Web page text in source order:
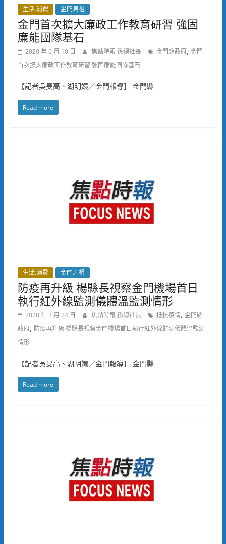
生活.消費 金門馬祖
金門首次擴大廉政工作教育研習 強固
廉能團隊基石
2020 年 6 月 10 日 焦點時報 孫總社長 金門縣政府, 金門
首次擴大廉政工作教育研習 強固廉能團隊基石
【記者吳旻高、湖明嬛／金門報導】 金門縣
Read more
生活.消費 金門馬祖
防疫再升級 楊縣長視察金門機場首日
執行紅外線監測儀體溫監測情形
2020 年 2 月 24 日 焦點時報 孫總社長 抵抗疫情, 金門縣
政府, 防疫再升級 楊縣長視察金門機場首日執行紅外線監測儀體溫監測
情形
【記者吳旻高、湖明嬛／金門報導】 金門縣
Read more